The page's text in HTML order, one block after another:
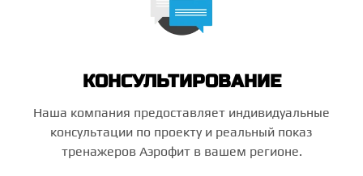
КОНСУЛЬТИРОВАНИЕ
Наша компания предоставляет индивидуальные
консультации по проекту и реальный показ
тренажеров Аэрофит в вашем регионе.